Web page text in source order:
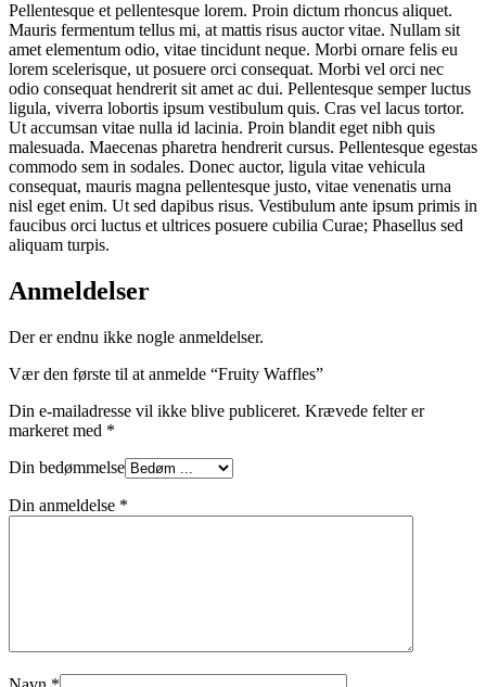
Pellentesque et pellentesque lorem. Proin dictum rhoncus aliquet.
Mauris fermentum tellus mi, at mattis risus auctor vitae. Nullam sit
amet elementum odio, vitae tincidunt neque. Morbi ornare felis eu
lorem scelerisque, ut posuere orci consequat. Morbi vel orci nec
odio consequat hendrerit sit amet ac dui. Pellentesque semper luctus
ligula, viverra lobortis ipsum vestibulum quis. Cras vel lacus tortor.
Ut accumsan vitae nulla id lacinia. Proin blandit eget nibh quis
malesuada. Maecenas pharetra hendrerit cursus. Pellentesque egestas
commodo sem in sodales. Donec auctor, ligula vitae vehicula
consequat, mauris magna pellentesque justo, vitae venenatis urna
nisl eget enim. Ut sed dapibus risus. Vestibulum ante ipsum primis in
faucibus orci luctus et ultrices posuere cubilia Curae; Phasellus sed
aliquam turpis.
Anmeldelser
Der er endnu ikke nogle anmeldelser.
Vær den første til at anmelde “Fruity Waffles”
Din e-mailadresse vil ikke blive publiceret. Krævede felter er
markeret med *
Din bedømmelse
Din anmeldelse *